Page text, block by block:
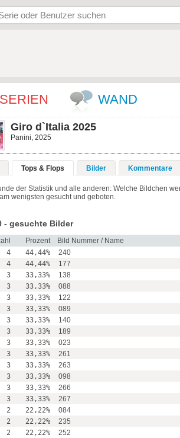
SERIEN WAND
Giro d`Italia 2025
Panini, 2025
Tops & Flops Bilder Kommentare
der Statistik und alle anderen: Welche Bildchen
wenigsten gesucht und geboten.
- gesuchte Bilder
Prozent
Bild Nummer / Name
4
44,44%
240
4
44,44%
177
3
33,33%
138
3
33,33%
088
3
33,33%
122
3
33,33%
089
3
33,33%
140
3
33,33%
189
3
33,33%
023
3
33,33%
261
3
33,33%
263
3
33,33%
098
3
33,33%
266
3
33,33%
267
2
22,22%
084
2
22,22%
235
2
22,22%
252